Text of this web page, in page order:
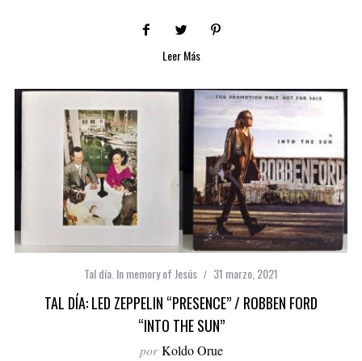
Leer Más
Tal día. In memory of Jesús 31 marzo, 2021
TAL DÍA: LED ZEPPELIN “PRESENCE” / ROBBEN FORD
“INTO THE SUN”
por Koldo Orue